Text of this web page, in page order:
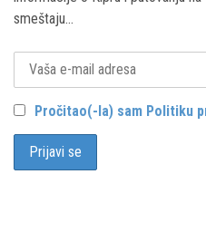
smeštaju...
Pročitao(-la) sam Politiku